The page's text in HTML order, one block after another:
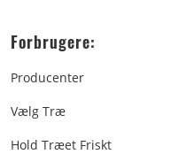
Forbrugere:
Producenter
Vælg Træ
Hold Træet Friskt